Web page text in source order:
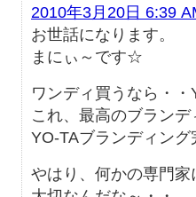
2010年3月20日 6:39
お世話になります。
まにぃ～です☆
ワンディ買うなら・・
これ、最高のブラン
YO-TAブランディン
やはり、何かの専門